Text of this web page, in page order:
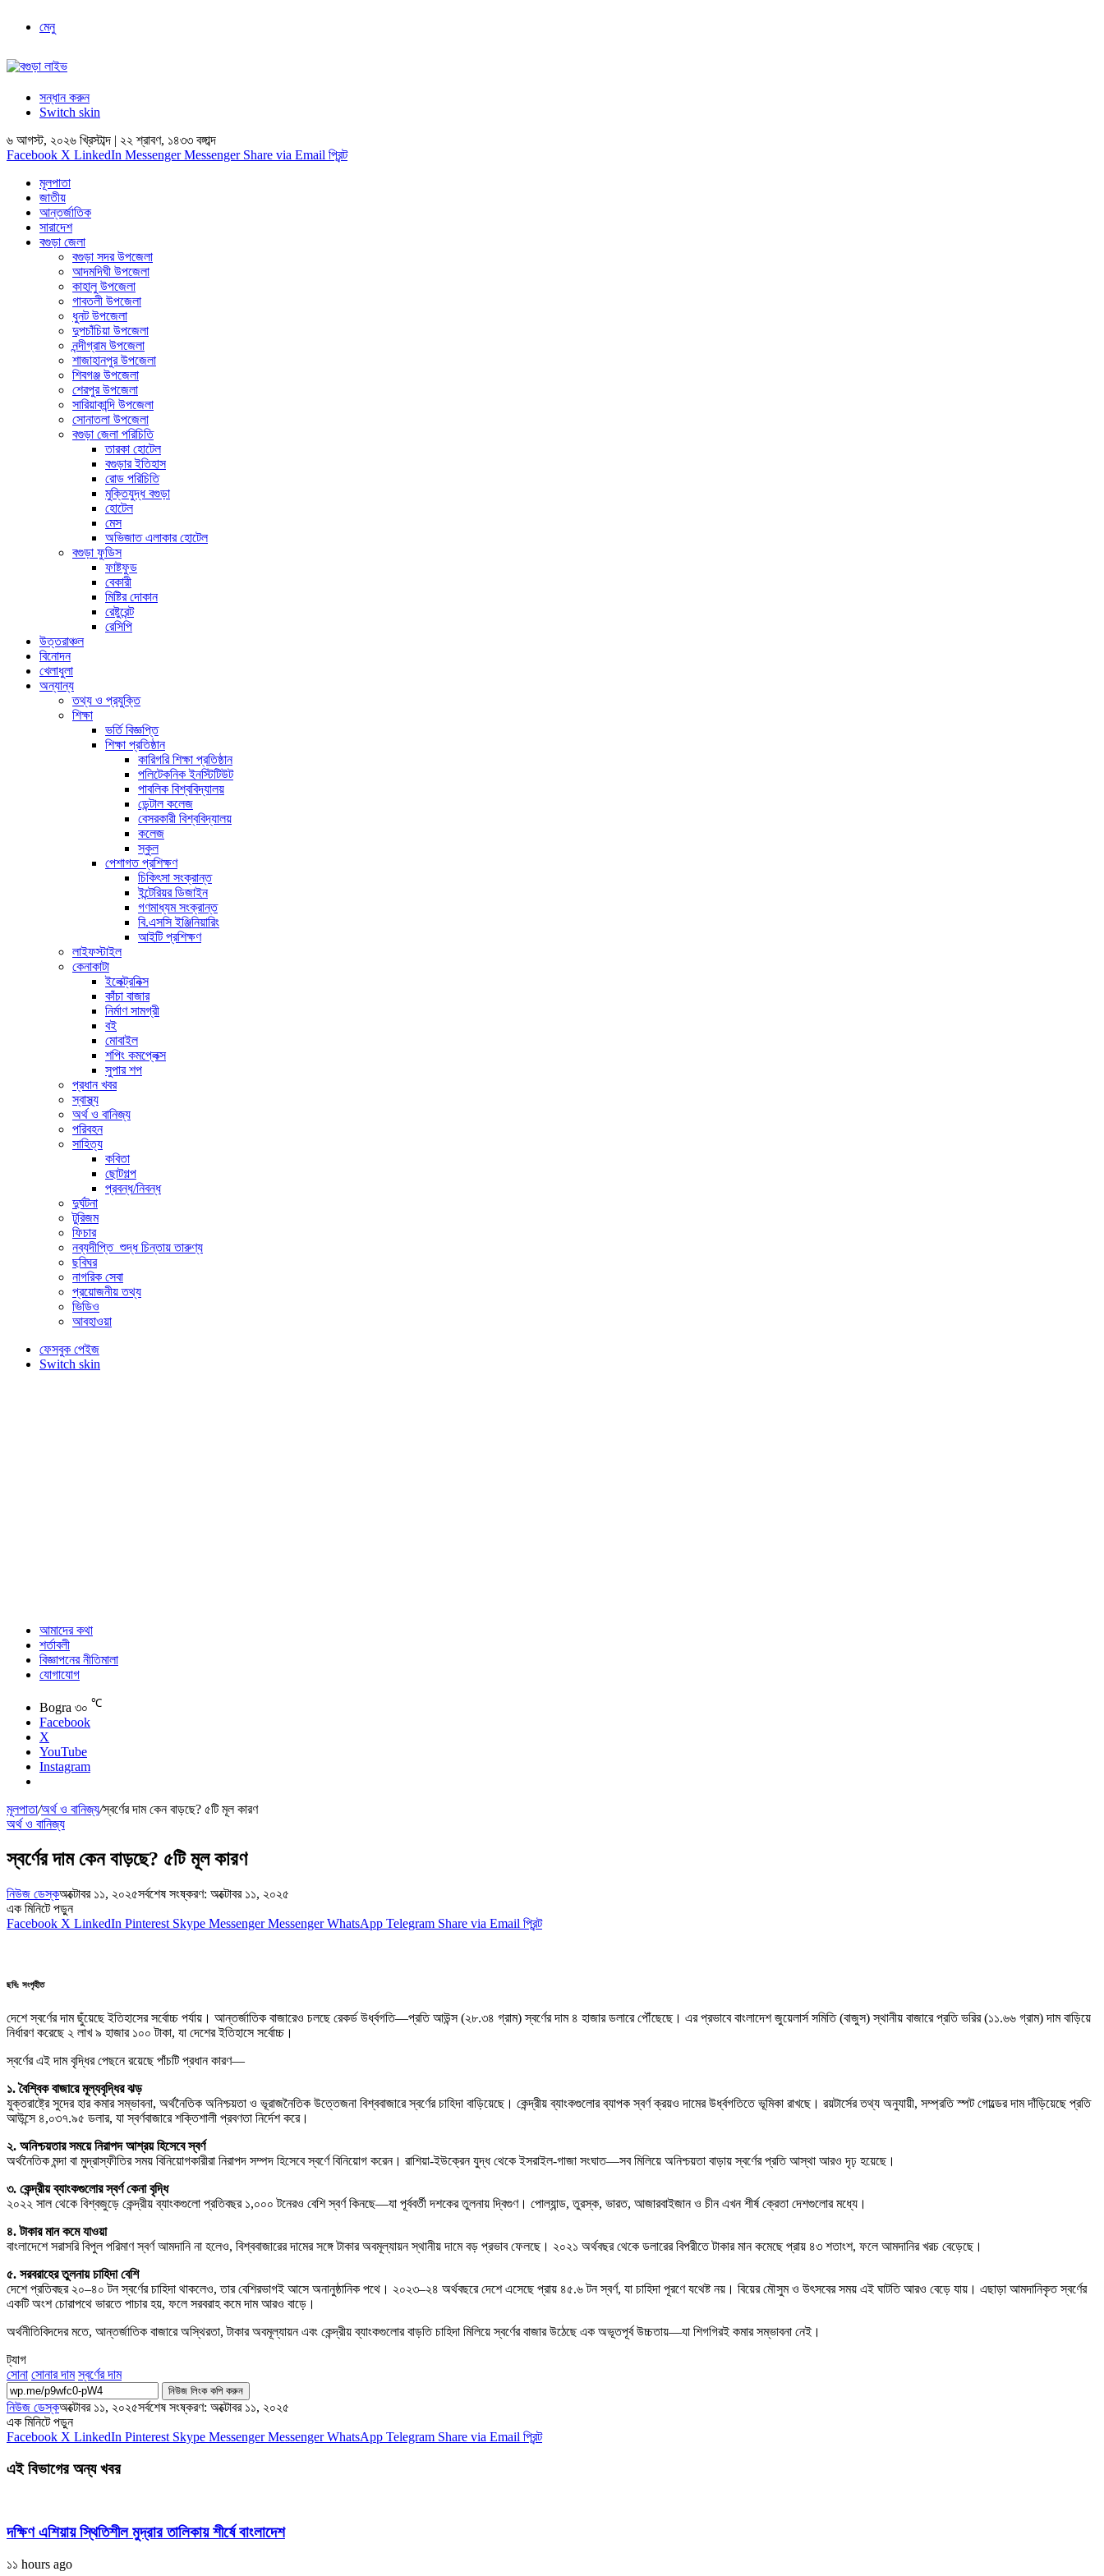
মেনু
সন্ধান করুন
Switch skin
৬ আগস্ট, ২০২৬ খ্রিস্টাব্দ | ২২ শ্রাবণ, ১৪৩৩ বঙ্গাব্দ
Facebook X LinkedIn Messenger Messenger Share via Email প্রিন্ট
মূলপাতা
জাতীয়
আন্তর্জাতিক
সারাদেশ
বগুড়া জেলা
বগুড়া সদর উপজেলা
আদমদিঘী উপজেলা
কাহালু উপজেলা
গাবতলী উপজেলা
ধুনট উপজেলা
দুপচাঁচিয়া উপজেলা
নন্দীগ্রাম উপজেলা
শাজাহানপুর উপজেলা
শিবগঞ্জ উপজেলা
শেরপুর উপজেলা
সারিয়াকান্দি উপজেলা
সোনাতলা উপজেলা
বগুড়া জেলা পরিচিতি
তারকা হোটেল
বগুড়ার ইতিহাস
রোড পরিচিতি
মুক্তিযুদ্ধ বগুড়া
হোটেল
মেস
অভিজাত এলাকার হোটেল
বগুড়া ফুডিস
ফাষ্টফুড
বেকারী
মিষ্টির দোকান
রেষ্টুরেন্ট
রেসিপি
উত্তরাঞ্চল
বিনোদন
খেলাধুলা
অন্যান্য
তথ্য ও প্রযুক্তি
শিক্ষা
ভর্তি বিজ্ঞপ্তি
শিক্ষা প্রতিষ্ঠান
কারিগরি শিক্ষা প্রতিষ্ঠান
পলিটেকনিক ইনস্টিটিউট
পাবলিক বিশ্ববিদ্যালয়
ডেন্টাল কলেজ
বেসরকারী বিশ্ববিদ্যালয়
কলেজ
স্কুল
পেশাগত প্রশিক্ষণ
চিকিৎসা সংক্রান্ত
ইন্টেরিয়র ডিজাইন
গণমাধ্যম সংক্রান্ত
বি.এসসি ইঞ্জিনিয়ারিং
আইটি প্রশিক্ষণ
লাইফস্টাইল
কেনাকাটা
ইলেক্ট্রনিক্স
কাঁচা বাজার
নির্মাণ সামগ্রী
বই
মোবাইল
শপিং কমপ্লেক্স
সুপার শপ
প্রধান খবর
স্বাস্থ্য
অর্থ ও বানিজ্য
পরিবহন
সাহিত্য
কবিতা
ছোটগল্প
প্রবন্ধ/নিবন্ধ
দুর্ঘটনা
টুরিজম
ফিচার
নব্যদীপ্তি_শুদ্ধ চিন্তায় তারুণ্য
ছবিঘর
নাগরিক সেবা
প্রয়োজনীয় তথ্য
ভিডিও
আবহাওয়া
ফেসবুক পেইজ
Switch skin
আমাদের কথা
শর্তাবলী
বিজ্ঞাপনের নীতিমালা
যোগাযোগ
Bogra ৩০ ℃
Facebook
X
YouTube
Instagram
মূলপাতা/অর্থ ও বানিজ্য/স্বর্ণের দাম কেন বাড়ছে? ৫টি মূল কারণ
অর্থ ও বানিজ্য
স্বর্ণের দাম কেন বাড়ছে? ৫টি মূল কারণ
নিউজ ডেস্কঅক্টোবর ১১, ২০২৫সর্বশেষ সংষ্করণ: অক্টোবর ১১, ২০২৫
এক মিনিটে পড়ুন
Facebook X LinkedIn Pinterest Skype Messenger Messenger WhatsApp Telegram Share via Email প্রিন্ট
ছবি: সংগৃহীত
দেশে স্বর্ণের দাম ছুঁয়েছে ইতিহাসের সর্বোচ্চ পর্যায়। আন্তর্জাতিক বাজারেও চলছে রেকর্ড উর্ধ্বগতি—প্রতি আউন্স (২৮.৩৪ গ্রাম) স্বর্ণের দাম ৪ হাজার ডলারে পৌঁছেছে। এর প্রভাবে বাংলাদেশ জুয়েলার্স সমিতি (বাজুস) স্থানীয় বাজারে প্রতি ভরির (১১.৬৬ গ্রাম) দাম বাড়িয়ে
নির্ধারণ করেছে ২ লাখ ৯ হাজার ১০০ টাকা, যা দেশের ইতিহাসে সর্বোচ্চ।
স্বর্ণের এই দাম বৃদ্ধির পেছনে রয়েছে পাঁচটি প্রধান কারণ—
১. বৈশ্বিক বাজারে মূল্যবৃদ্ধির ঝড়
যুক্তরাষ্ট্রে সুদের হার কমার সম্ভাবনা, অর্থনৈতিক অনিশ্চয়তা ও ভূরাজনৈতিক উত্তেজনা বিশ্ববাজারে স্বর্ণের চাহিদা বাড়িয়েছে। কেন্দ্রীয় ব্যাংকগুলোর ব্যাপক স্বর্ণ ক্রয়ও দামের উর্ধ্বগতিতে ভূমিকা রাখছে। রয়টার্সের তথ্য অনুযায়ী, সম্প্রতি স্পট গোল্ডের দাম দাঁড়িয়েছে প্রতি
আউন্সে ৪,০৩৭.৯৫ ডলার, যা স্বর্ণবাজারে শক্তিশালী প্রবণতা নির্দেশ করে।
২. অনিশ্চয়তার সময়ে নিরাপদ আশ্রয় হিসেবে স্বর্ণ
অর্থনৈতিক মন্দা বা মুদ্রাস্ফীতির সময় বিনিয়োগকারীরা নিরাপদ সম্পদ হিসেবে স্বর্ণে বিনিয়োগ করেন। রাশিয়া-ইউক্রেন যুদ্ধ থেকে ইসরাইল-গাজা সংঘাত—সব মিলিয়ে অনিশ্চয়তা বাড়ায় স্বর্ণের প্রতি আস্থা আরও দৃঢ় হয়েছে।
৩. কেন্দ্রীয় ব্যাংকগুলোর স্বর্ণ কেনা বৃদ্ধি
২০২২ সাল থেকে বিশ্বজুড়ে কেন্দ্রীয় ব্যাংকগুলো প্রতিবছর ১,০০০ টনেরও বেশি স্বর্ণ কিনছে—যা পূর্ববর্তী দশকের তুলনায় দ্বিগুণ। পোল্যান্ড, তুরস্ক, ভারত, আজারবাইজান ও চীন এখন শীর্ষ ক্রেতা দেশগুলোর মধ্যে।
৪. টাকার মান কমে যাওয়া
বাংলাদেশে সরাসরি বিপুল পরিমাণ স্বর্ণ আমদানি না হলেও, বিশ্ববাজারের দামের সঙ্গে টাকার অবমূল্যায়ন স্থানীয় দামে বড় প্রভাব ফেলছে। ২০২১ অর্থবছর থেকে ডলারের বিপরীতে টাকার মান কমেছে প্রায় ৪৩ শতাংশ, ফলে আমদানির খরচ বেড়েছে।
৫. সরবরাহের তুলনায় চাহিদা বেশি
দেশে প্রতিবছর ২০–৪০ টন স্বর্ণের চাহিদা থাকলেও, তার বেশিরভাগই আসে অনানুষ্ঠানিক পথে। ২০২৩–২৪ অর্থবছরে দেশে এসেছে প্রায় ৪৫.৬ টন স্বর্ণ, যা চাহিদা পূরণে যথেষ্ট নয়। বিয়ের মৌসুম ও উৎসবের সময় এই ঘাটতি আরও বেড়ে যায়। এছাড়া আমদানিকৃত স্বর্ণের
একটি অংশ চোরাপথে ভারতে পাচার হয়, ফলে সরবরাহ কমে দাম আরও বাড়ে।
অর্থনীতিবিদদের মতে, আন্তর্জাতিক বাজারে অস্থিরতা, টাকার অবমূল্যায়ন এবং কেন্দ্রীয় ব্যাংকগুলোর বাড়তি চাহিদা মিলিয়ে স্বর্ণের বাজার উঠেছে এক অভূতপূর্ব উচ্চতায়—যা শিগগিরই কমার সম্ভাবনা নেই।
ট্যাগ
সোনা সোনার দাম স্বর্ণের দাম
নিউজ লিংক কপি করুন
নিউজ ডেস্কঅক্টোবর ১১, ২০২৫সর্বশেষ সংষ্করণ: অক্টোবর ১১, ২০২৫
এক মিনিটে পড়ুন
Facebook X LinkedIn Pinterest Skype Messenger Messenger WhatsApp Telegram Share via Email প্রিন্ট
এই বিভাগের অন্য খবর
দক্ষিণ এশিয়ায় স্থিতিশীল মুদ্রার তালিকায় শীর্ষে বাংলাদেশ
১১ hours ago